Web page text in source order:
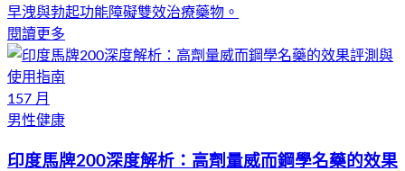
早洩與勃起功能障礙雙效治療藥物。
閱讀更多
157 月
男性健康
印度馬牌200深度解析：高劑量威而鋼學名藥的效果